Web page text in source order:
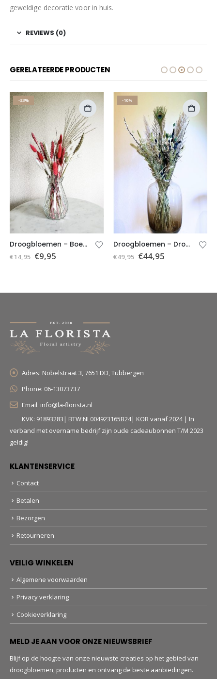
geweldige decoratie voor in huis.
REVIEWS (0)
GERELATEERDE PRODUCTEN
-33%
Droogbloemen – Boeket Anne incl. vaas
€14,95 €9,95
-10%
Droogbloemen – Droogboeket groen – Boeket Sophie (excl. vaas)
€49,95 €44,95
Adres: Nobelstraat 3, 7651 DD, Tubbergen
Phone: 06-13073737
Email: info@la-florista.nl
KVK: 91893283| BTW:NL004923165B24| KOR vanaf 2024 | In
verband met overname bedrijf zijn oude cadeaubonnen T/M 2023
geldig!
KLANTENSERVICE
Contact
Betalen
Bezorgen
Retourneren
VEILIG WINKELEN
Algemene voorwaarden
Privacy verklaring
Cookieverklaring
MELD JE AAN VOOR ONZE NIEUWSBRIEF
Blijf op de hoogte van onze nieuwste creaties op het gebied van
droogbloemen, producten en ontvang de beste aanbiedingen.